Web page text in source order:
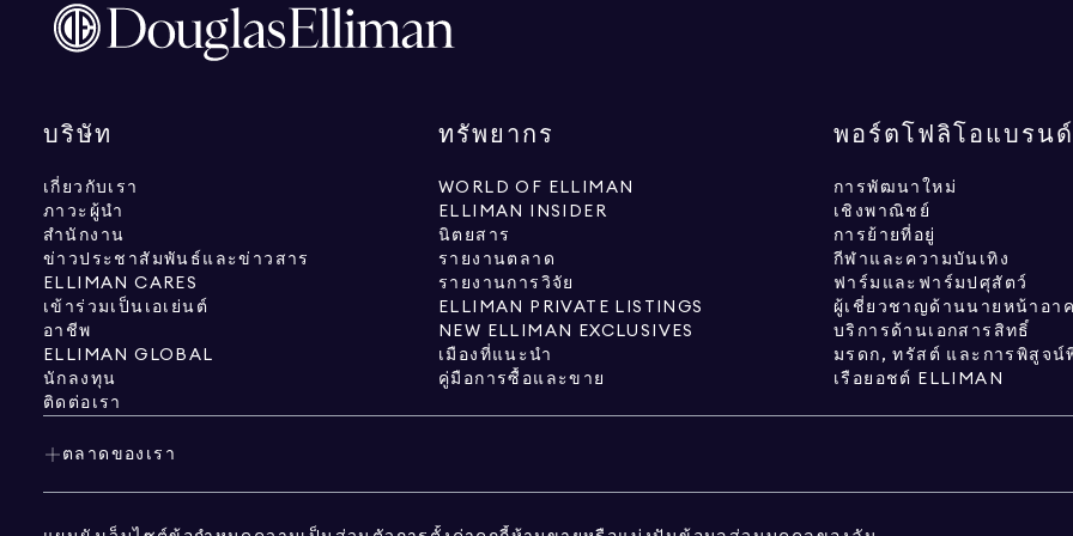
บริษัท
เกี่ยวกับเรา
ภาวะผู้นำ
สำนักงาน
ข่าวประชาสัมพันธ์และข่าวสาร
ELLIMAN CARES
เข้าร่วมเป็นเอเย่นต์
อาชีพ
ELLIMAN GLOBAL
นักลงทุน
ติดต่อเรา
ทรัพยากร
WORLD OF ELLIMAN
ELLIMAN INSIDER
นิตยสาร
รายงานตลาด
รายงานการวิจัย
ELLIMAN PRIVATE LISTINGS
NEW ELLIMAN EXCLUSIVES
เมืองที่แนะนำ
คู่มือการซื้อและขาย
พอร์ตโฟลิโอแบรนด์
การพัฒนาใหม่
เชิงพาณิชย์
การย้ายที่อยู่
กีฬาและความบันเทิง
ฟาร์มและฟาร์มปศุสัตว์
ผู้เชี่ยวชาญด้านนายหน้าอา
บริการด้านเอกสารสิทธิ์
มรดก, ทรัสต์ และการพิสูจน์
เรือยอชต์ ELLIMAN
ตลาดของเรา